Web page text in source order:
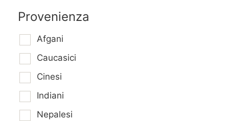
Provenienza
Afgani
Caucasici
Cinesi
Indiani
Nepalesi